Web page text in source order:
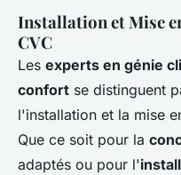
Installation et Mise
CVC
Les experts en génie
confort se distinguent
l'installation et la mise
Que ce soit pour la
adaptés ou pour l'